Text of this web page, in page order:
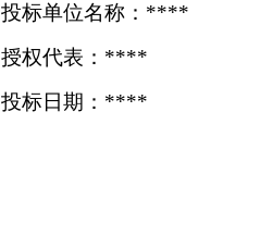
投标单位名称：****
授权代表：****
投标日期：****